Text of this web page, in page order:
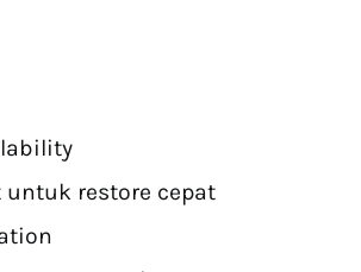
untuk restore cepat